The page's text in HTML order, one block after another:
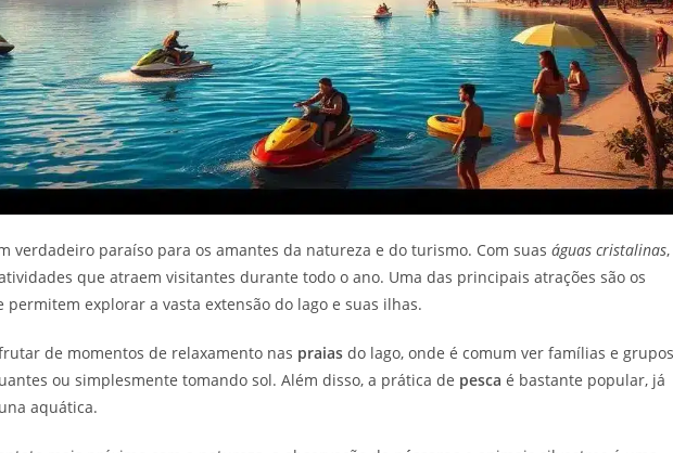
verdadeiro paraíso para os amantes da natureza e do turismo. Com suas águas cristalinas
que atraem visitantes durante todo o ano. Uma das principais atrações são os
permitem explorar a vasta extensão do lago e suas ilhas.
de momentos de relaxamento nas praias do lago, onde é comum ver famílias e grupos
ou simplesmente tomando sol. Além disso, a prática de pesca é bastante popular, já
aquática.